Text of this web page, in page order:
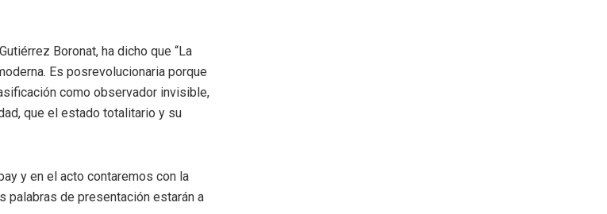
Boronat, ha dicho que “La
Es posrevolucionaria porque
como observador invisible,
que el estado totalitario y su
y en el acto contaremos con la
palabras de presentación estarán a